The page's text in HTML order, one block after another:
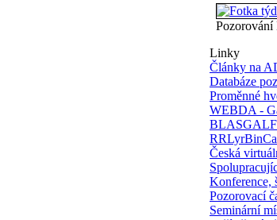
Pozorování
Linky
Články na
Databáze
Proměnné
WEBDA -
BLASGALF
Česká
Konference,
Pozorovací
Seminární